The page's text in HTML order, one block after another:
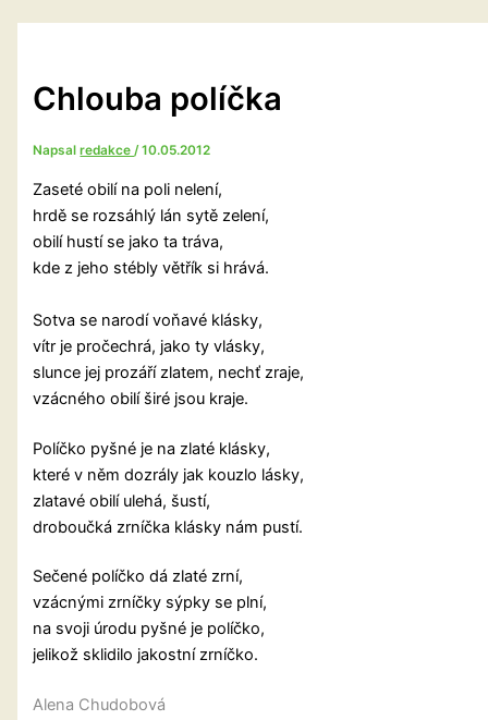
Chlouba políčka
Napsalredakce/10.05.2012
Zaseté obilí na poli nelení,
hrdě se rozsáhlý lán sytě zelení,
obilí hustí se jako ta tráva,
kde z jeho stébly větřík si hrává.
Sotva se narodí voňavé klásky,
vítr je pročechrá, jako ty vlásky,
slunce jej prozáří zlatem, nechť zraje,
vzácného obilí širé jsou kraje.
Políčko pyšné je na zlaté klásky,
které v něm dozrály jak kouzlo lásky,
zlatavé obilí ulehá, šustí,
droboučká zrníčka klásky nám pustí.
Sečené políčko dá zlaté zrní,
vzácnými zrníčky sýpky se plní,
na svoji úrodu pyšné je políčko,
jelikož sklidilo jakostní zrníčko.
Alena Chudobová